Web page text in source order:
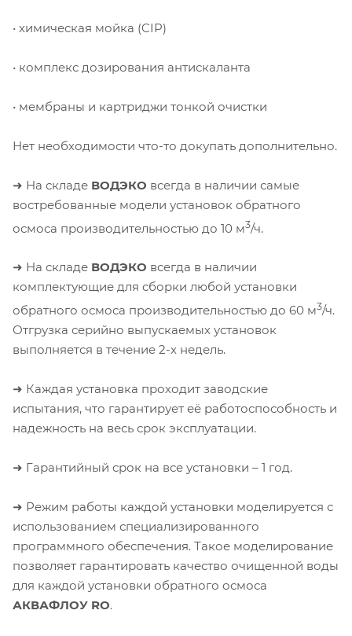
• химическая мойка (CIP)
• комплекс дозирования антискаланта
• мембраны и картриджи тонкой очистки
Нет необходимости что-то докупать дополнительно.
➜ На складе ВОДЭКО всегда в наличии самые
востребованные модели установок обратного
осмоса производительностью до 10 м3/ч.
➜ На складе ВОДЭКО всегда в наличии
комплектующие для сборки любой установки
обратного осмоса производительностью до 60 м3/ч.
Отгрузка серийно выпускаемых установок
выполняется в течение 2-х недель.
➜ Каждая установка проходит заводские
испытания, что гарантирует её работоспособность и
надежность на весь срок эксплуатации.
➜ Гарантийный срок на все установки – 1 год.
➜ Режим работы каждой установки моделируется с
использованием специализированного
программного обеспечения. Такое моделирование
позволяет гарантировать качество очищенной воды
для каждой установки обратного осмоса
АКВАФЛОУ RO.